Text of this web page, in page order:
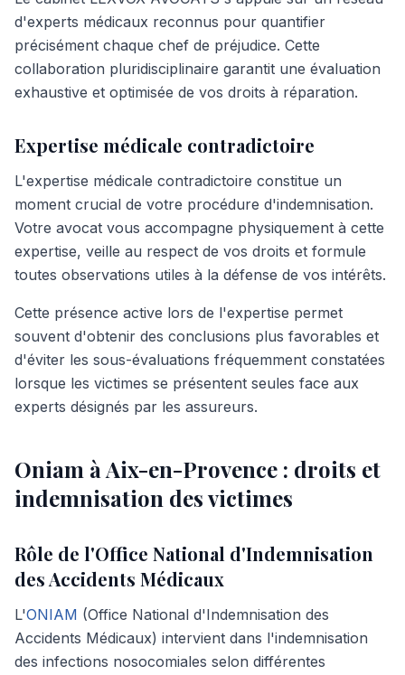
d'experts médicaux reconnus pour quantifier
précisément chaque chef de préjudice. Cette
collaboration pluridisciplinaire garantit une évaluation
exhaustive et optimisée de vos droits à réparation.
Expertise médicale contradictoire
L'expertise médicale contradictoire constitue un
moment crucial de votre procédure d'indemnisation.
Votre avocat vous accompagne physiquement à cette
expertise, veille au respect de vos droits et formule
toutes observations utiles à la défense de vos intérêts.
Cette présence active lors de l'expertise permet
souvent d'obtenir des conclusions plus favorables et
d'éviter les sous-évaluations fréquemment constatées
lorsque les victimes se présentent seules face aux
experts désignés par les assureurs.
Oniam à Aix-en-Provence : droits et
indemnisation des victimes
Rôle de l'Office National d'Indemnisation
des Accidents Médicaux
L'ONIAM (Office National d'Indemnisation des
Accidents Médicaux) intervient dans l'indemnisation
des infections nosocomiales selon différentes